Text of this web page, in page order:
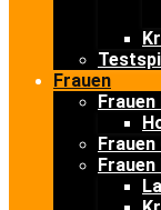
Frauen
Frauen